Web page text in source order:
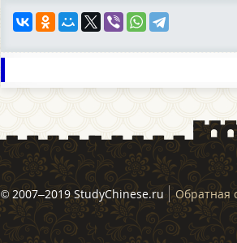
© 2007–2019 StudyChinese.ru Обратная